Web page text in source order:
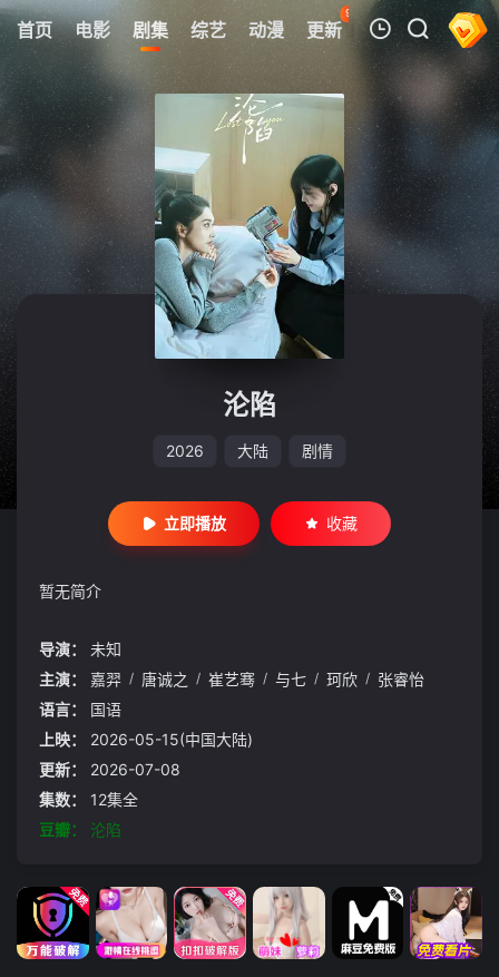
首页 电影 剧集 综艺 动漫 更新
93
热榜 APP
我的观影记录
暂无观看影片的记录
沦陷
2026 大陆 剧情
立即播放 收藏
暂无简介
导演：
未知
主演：
嘉羿 / 唐诚之 / 崔艺骞 / 与七 / 珂欣 / 张睿怡
语言：
国语
上映：
2026-05-15(中国大陆)
更新：
2026-07-08
集数：
12集全
豆瓣：
沦陷